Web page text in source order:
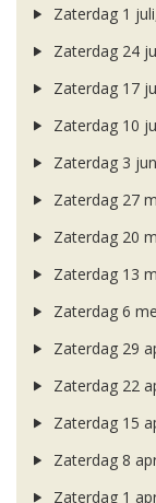
Zaterdag 1
Zaterdag 24
Zaterdag 17
Zaterdag 10
Zaterdag 3
Zaterdag 27
Zaterdag 20
Zaterdag 13
Zaterdag 6
Zaterdag 29
Zaterdag 22
Zaterdag 15
Zaterdag 8
Zaterdag 1